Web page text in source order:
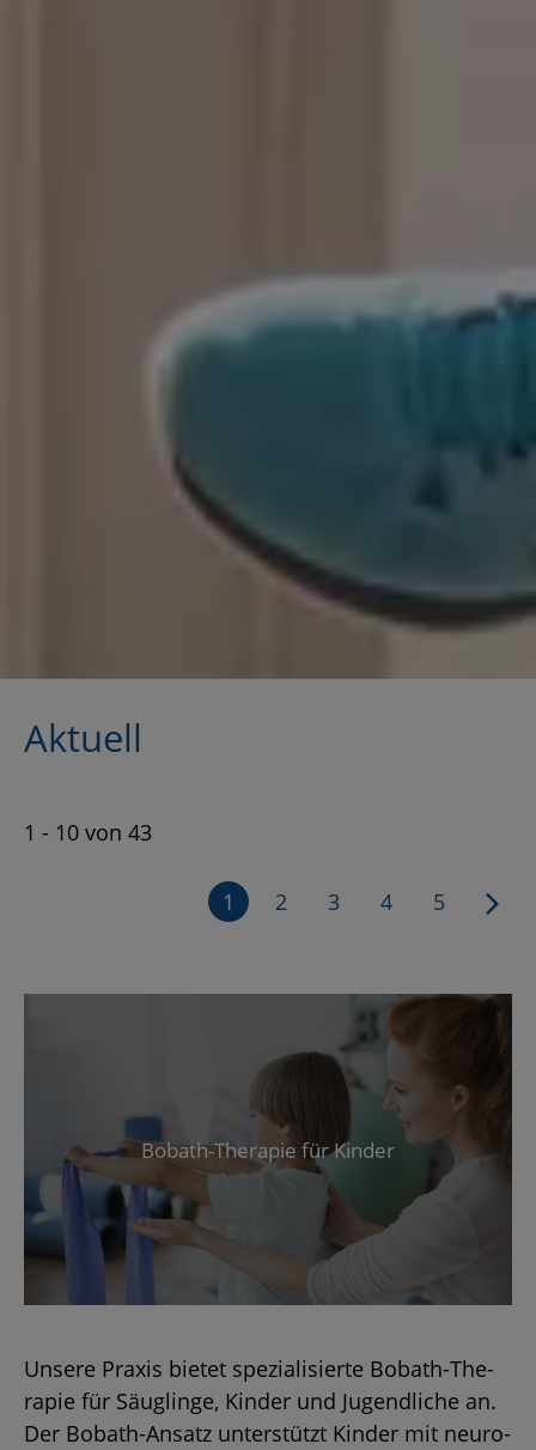
Ak­tu­ell
1 - 10 von 43
1 2 3 4 5
Bo­b­ath-The­ra­pie für Kin­der
Un­se­re Pra­xis bie­tet spe­zia­li­sier­te Bo­b­ath-The­
ra­pie für Säug­lin­ge, Kin­der und Ju­gend­li­che an.
Der Bo­b­ath-An­satz un­ter­stützt Kin­der mit neu­ro­